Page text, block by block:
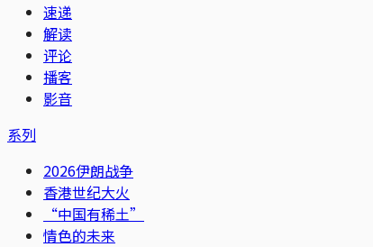
速递
解读
评论
播客
影音
系列
2026伊朗战争
香港世纪大火
“中国有稀土”
情色的未来